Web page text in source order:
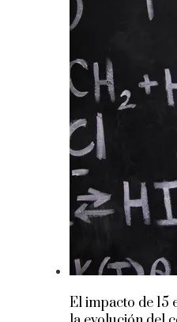
El impacto de 15